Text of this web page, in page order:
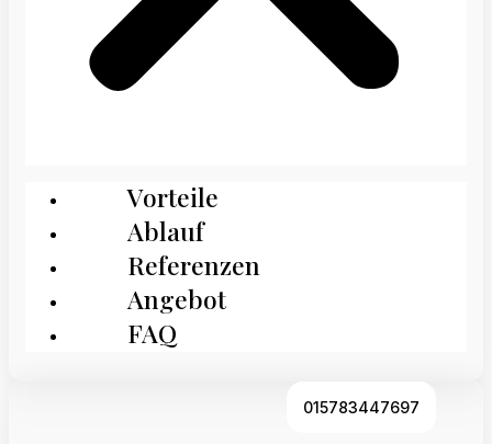
Vorteile
Ablauf
Referenzen
Angebot
FAQ
015783447697